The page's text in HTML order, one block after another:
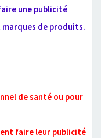
une publicité
de produits.
de santé ou pour
faire leur publicité